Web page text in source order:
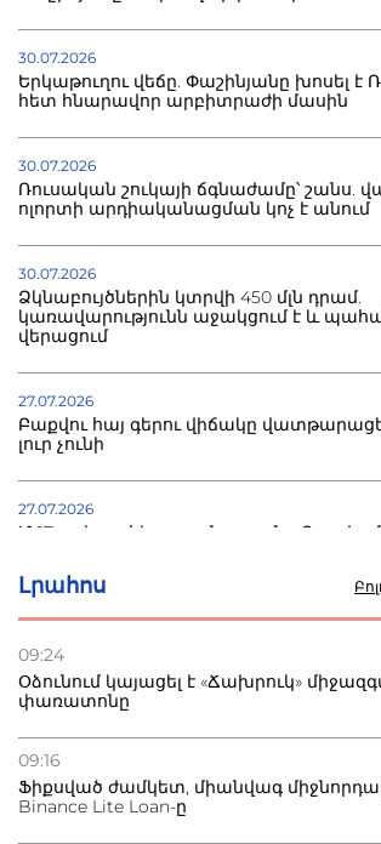
Լրահոս
09:24
Օձունում կայացել է «Ճախրուկ»
փառատոնը
09:16
Ֆիքսված ժամկետ, միանվագ
Binance Lite Loan-ը
30.07.2026
Երկաթուղու վեճը. Փաշինյանը խոսել է
հետ հնարավոր արբիտրաժի մասին
30.07.2026
Ռուսական շուկայի ճգնաժամը՝ շանս.
ոլորտի արդիականացման կոչ է անում
30.07.2026
Ձկնաբույծներին կտրվի 450 մլն դրամ.
կառավարությունն աջակցում է և
վերացում
27.07.2026
Բաքվու հայ գերու վիճակը
լուր չունի
27.07.2026
Մ-17 աշխարհի առաջնությունը Բաքվում.
22.07.2026
տուժածներ կան
բնակվել Ռուսաստանում